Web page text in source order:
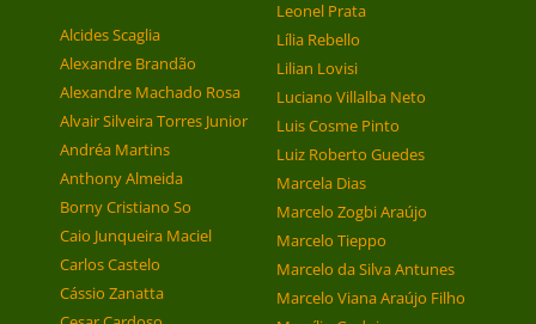
Alcides Scaglia
Alexandre Brandão
Alexandre Machado Rosa
Alvair Silveira Torres Junior
Andréa Martins
Anthony Almeida
Borny Cristiano So
Caio Junqueira Maciel
Carlos Castelo
Cássio Zanatta
Leonel Prata
Lília Rebello
Lilian Lovisi
Luciano Villalba Neto
Luis Cosme Pinto
Luiz Roberto Guedes
Marcela Dias
Marcelo Zogbi Araújo
Marcelo Tieppo
Marcelo da Silva Antunes
Marcelo Viana Araújo Filho